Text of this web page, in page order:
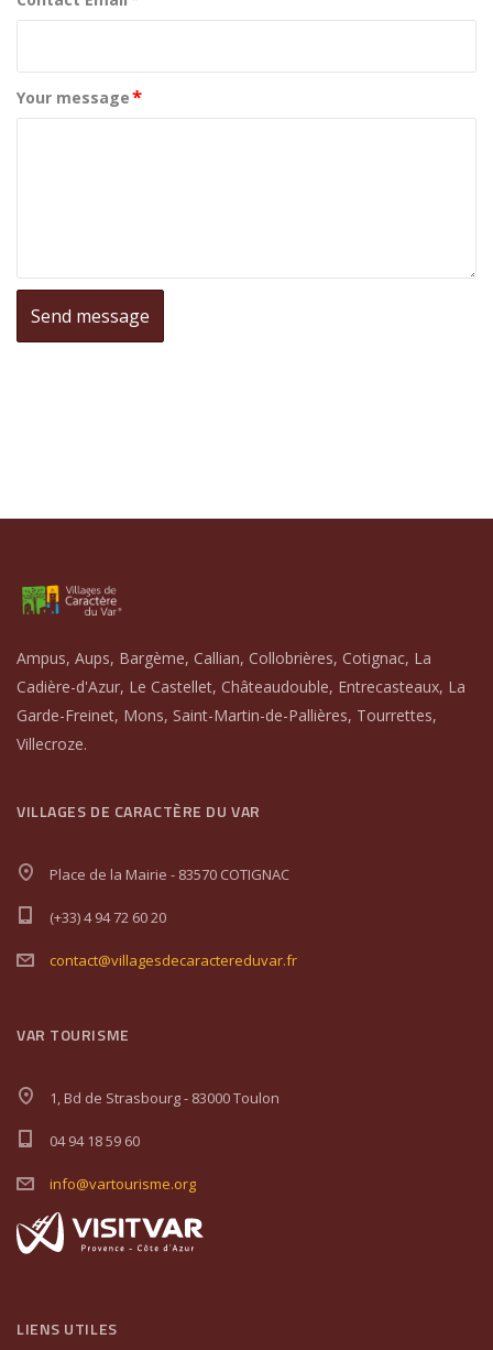
Your message*
Ampus, Aups, Bargème, Callian, Collobrières, Cotignac, La
Cadière-d'Azur, Le Castellet, Châteaudouble, Entrecasteaux, La
Garde-Freinet, Mons, Saint-Martin-de-Pallières, Tourrettes,
Villecroze.
VILLAGES DE CARACTÈRE DU VAR
Place de la Mairie - 83570 COTIGNAC
(+33) 4 94 72 60 20
contact@villagesdecaractereduvar.fr
VAR TOURISME
1, Bd de Strasbourg - 83000 Toulon
04 94 18 59 60
info@vartourisme.org
LIENS UTILES